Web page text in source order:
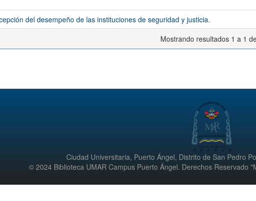
del desempeño de las instituciones de seguridad y justicia.
Mostrando resultados 1 a 1
Ciudad Universitaria, Puerto Ángel, Distrito de San Pedro
© 2024 Biblioteca UMAR Campus Puerto Ángel. Derechos Reservado